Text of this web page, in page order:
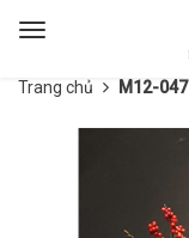
Toggle
Trang chủ M12-047